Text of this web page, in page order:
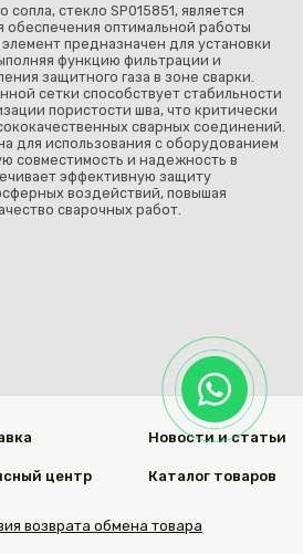
сопла, стекло SP015851, является
оптимальной работы
предназначен для установки
функцию фильтрации и
защитного газа в зоне сварки.
сетки способствует стабильности
пористости шва, что критически
сварных соединений.
для использования с оборудованием
совместимость и надежность в
эффективную защиту
воздействий, повышая
сварочных работ.
центр
Новости и статьи
Каталог товаров
возврата обмена товара